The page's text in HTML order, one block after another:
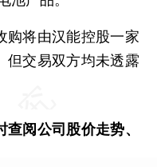
将由汉能控股一家
但交易双方均未透露
查阅公司股价走势、